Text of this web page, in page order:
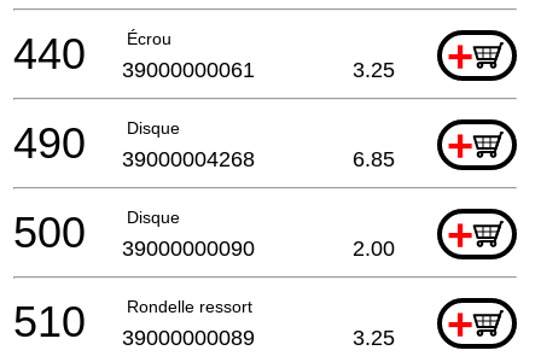
Écrou +
440 39000000061 3.25
Disque +
490 39000004268 6.85
Disque +
500 39000000090 2.00
Rondelle ressort +
510 39000000089 3.25